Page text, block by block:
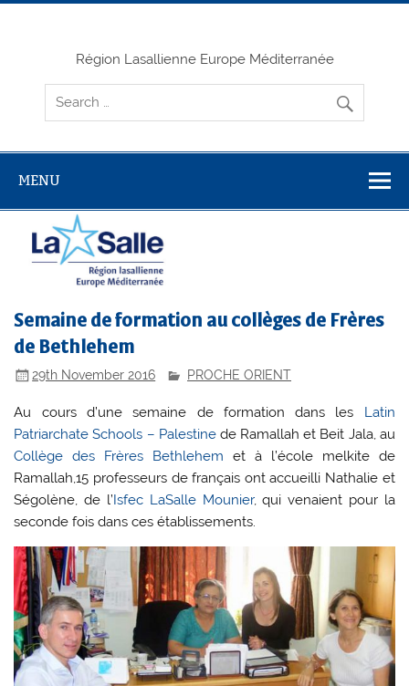
Skip
Région Lasallienne Europe Méditerranée
MENU
Semaine de formation au collèges de Frères
de Bethlehem
29th November 2016 PROCHE ORIENT
Au cours d’une semaine de formation dans les Latin
Patriarchate Schools – Palestinede Ramallah et Beit Jala, au
Collège des Frères Bethlehem et à l’école melkite de
Ramallah,15 professeurs de français ont accueilli Nathalie et
Ségolène, de l’Isfec LaSalle Mounier, qui venaient pour la
seconde fois dans ces établissements.